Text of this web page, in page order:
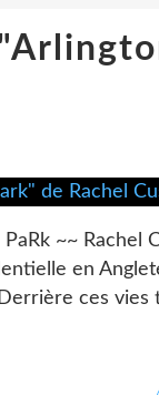
PaRk ~~ Rachel
en
ces